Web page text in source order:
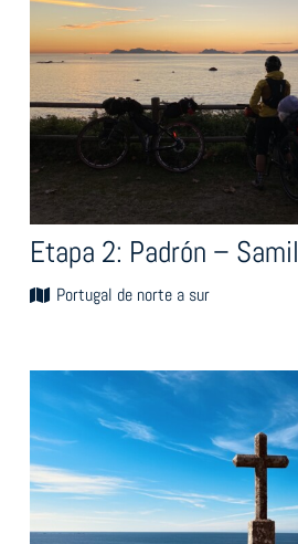
Etapa 2: Padrón – Samil
Portugal de norte a sur